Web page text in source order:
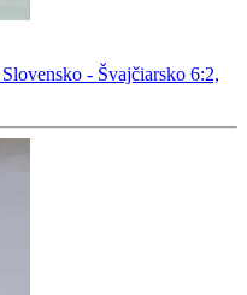
- Švajčiarsko 6:2,